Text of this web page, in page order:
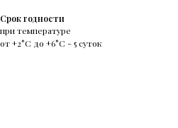
Срок годности
при температуре
от +2°С до +6°С - 5 суток